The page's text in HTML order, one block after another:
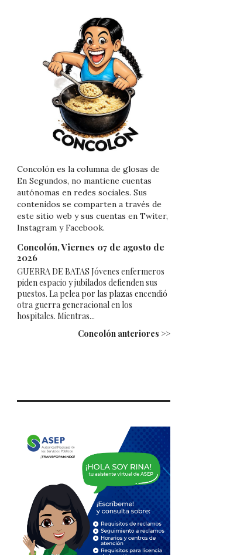
Concolón es la columna de glosas de
En Segundos, no mantiene cuentas
autónomas en redes sociales. Sus
contenidos se comparten a través de
este sitio web y sus cuentas en Twiter,
Instagram y Facebook.
Concolón, Viernes 07 de agosto de
2026
GUERRA DE BATAS Jóvenes enfermeros
piden espacio y jubilados defienden sus
puestos. La pelea por las plazas encendió
otra guerra generacional en los
hospitales. Mientras...
Concolón anteriores >>